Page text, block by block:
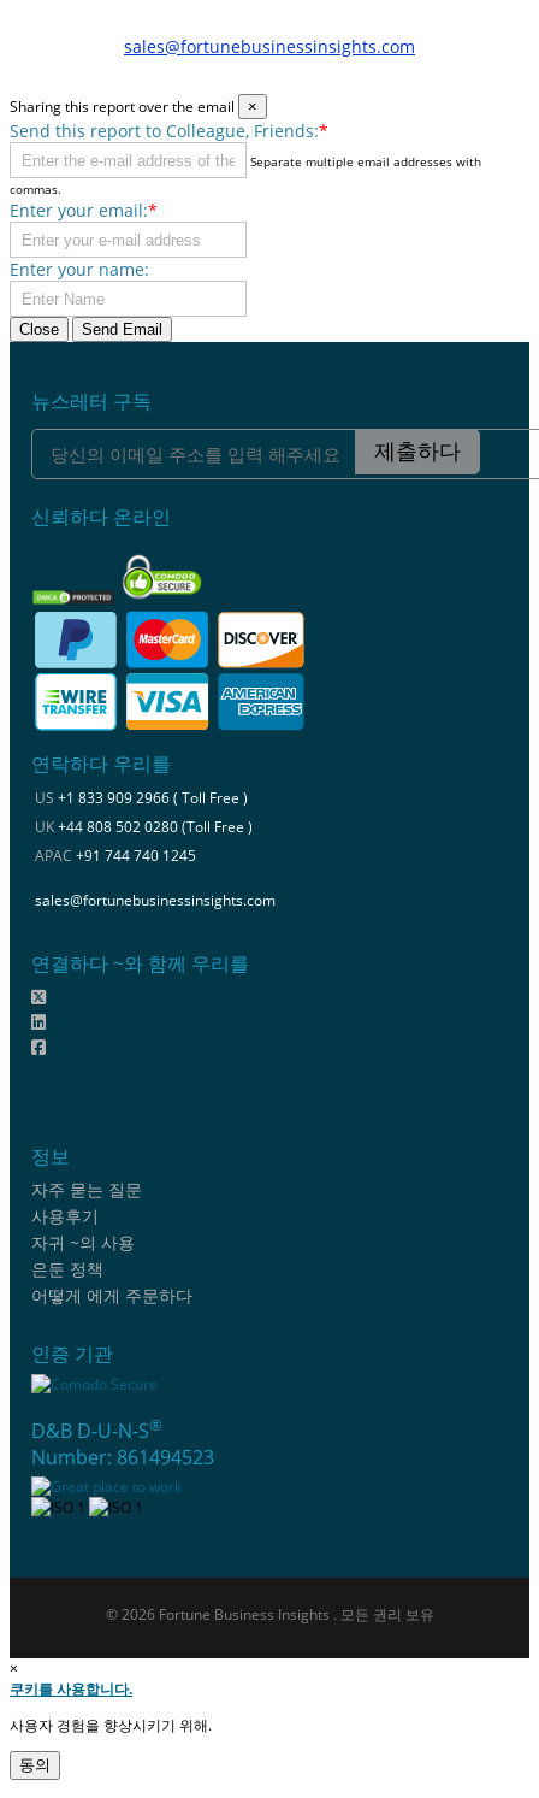
sales@fortunebusinessinsights.com
Sharing this report over the email ×
Send this report to Colleague, Friends:*
Separate multiple email addresses with
commas.
Enter your email:*
Enter your name:
Close Send Email
뉴스레터 구독
제출하다
신뢰하다 온라인
연락하다 우리를
US +1 833 909 2966 ( Toll Free )
UK+44 808 502 0280 (Toll Free )
APAC +91 744 740 1245
sales@fortunebusinessinsights.com
연결하다 ~와 함께 우리를
정보
자주 묻는 질문
사용후기
자귀 ~의 사용
은둔 정책
어떻게 에게 주문하다
인증 기관
D&B D-U-N-S®
Number: 861494523
© 2026 Fortune Business Insights . 모든 권리 보유
×
쿠키를 사용합니다.
사용자 경험을 향상시키기 위해.
동의